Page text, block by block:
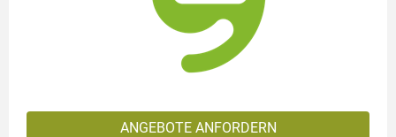
ANGEBOTE ANFORDERN